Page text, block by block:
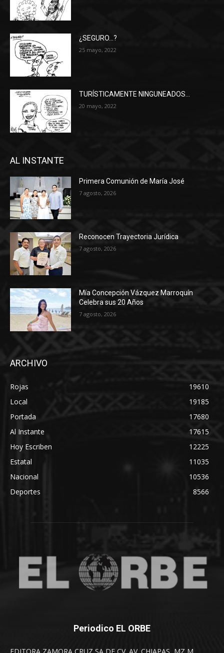
¿SEGURO…?
25 mayo, 2022
TURÍSTICAMENTE NINGUNEADOS…
20 mayo, 2022
AL INSTANTE
Primera Comunión de María José
7 agosto, 2026
Reconocen Trayectoria Jurídica
7 agosto, 2026
Mía Concepción Vázquez Marroquín
Celebra sus 20 Años
7 agosto, 2026
ARCHIVO
Rojas
19610
Local
19185
Portada
17680
Al Instante
17615
Hoy Escriben
12225
Estatal
11035
Nacional
10536
Deportes
8566
Periodico EL ORBE